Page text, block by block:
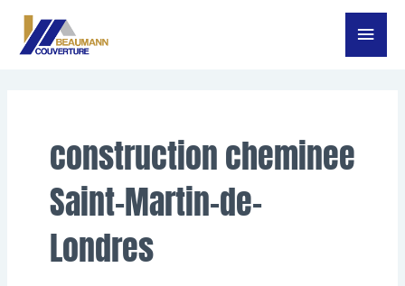
Aller
Menu
construction cheminee
Saint-Martin-de-
Londres